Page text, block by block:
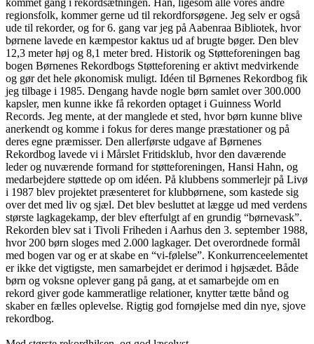
regionsfolk, kommer gerne ud til rekordforsøgene. Jeg selv er også
ude til rekorder, og for 6. gang var jeg på Aabenraa Bibliotek, hvor
børnene lavede en kæmpestor kaktus ud af brugte bøger. Den blev
12,3 meter høj og 8,1 meter bred. Historik og Støtteforeningen bag
bogen Børnenes Rekordbogs Støtteforening er aktivt medvirkende
og gør det hele økonomisk muligt. Idéen til Børnenes Rekordbog fik
jeg tilbage i 1985. Dengang havde nogle børn samlet over 300.000
kapsler, men kunne ikke få rekorden optaget i Guinness World
Records. Jeg mente, at der manglede et sted, hvor børn kunne blive
anerkendt og komme i fokus for deres mange præstationer og på
deres egne præmisser. Den allerførste udgave af Børnenes
Rekordbog lavede vi i Mårslet Fritidsklub, hvor den daværende
leder og nuværende formand for støtteforeningen, Hansi Hahn, og
medarbejdere støttede op om idéen. På klubbens sommerlejr på Livø
i 1987 blev projektet præsenteret for klubbørnene, som kastede sig
over det med liv og sjæl. Det blev besluttet at lægge ud med verdens
største lagkagekamp, der blev efterfulgt af en grundig “børnevask”.
Rekorden blev sat i Tivoli Friheden i Aarhus den 3. september 1988,
hvor 200 børn sloges med 2.000 lagkager. Det overordnede formål
med bogen var og er at skabe en “vi-følelse”. Konkurrenceelementet
er ikke det vigtigste, men samarbejdet er derimod i højsædet. Både
børn og voksne oplever gang på gang, at et samarbejde om en
rekord giver gode kammeratlige relationer, knytter tætte bånd og
skaber en fælles oplevelse. Rigtig god fornøjelse med din nye, sjove
rekordbog.